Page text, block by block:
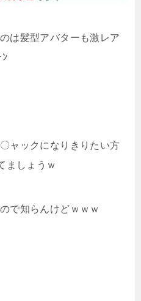
は髪型アバターも激レア
ャックになりきりたい方
ましょうｗ
で知らんけどｗｗｗ